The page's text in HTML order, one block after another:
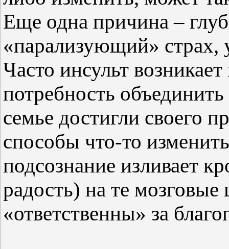
Еще одна причина –
«парализующий» страх,
Часто инсульт
потребность
семье достигли своего
способы что-то
подсознание изливает
радость) на те
«ответственны» за